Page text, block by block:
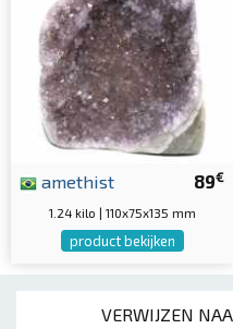
VERWIJZEN
89€
amethist
1.24 kilo | 110x75x135 mm
product bekijken